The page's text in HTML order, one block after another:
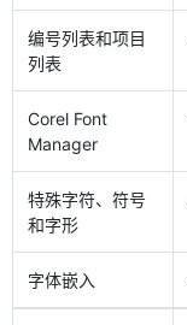
编号列表和项目
列表
Corel Font
Manager
特殊字符、符号
和字形
字体嵌入